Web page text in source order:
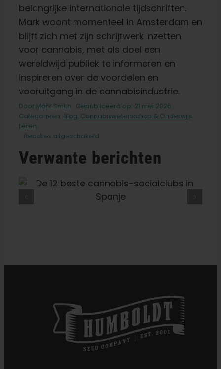
belangrijke internationale tijdschriften.
Mark woont momenteel in Amsterdam en
blijft zich met zijn schrijfwerk inzetten
voor cannabis, met als doel een
wereldwijd publiek te informeren en
inspireren over de voordelen en
vooruitgang in de cannabisindustrie.
Door Mark Smith
Gepubliceerd op: 21 mei 2026
Categorieën: Blog, Cannabiswetenschap & Onderwijs,
Leren
Reacties uitgeschakeldvoor
in
cannabis:
Hop
Latent
Viroid
Verwante berichten
Haal Het Maximale Uit Je
Binnentuin: De 9 Beste